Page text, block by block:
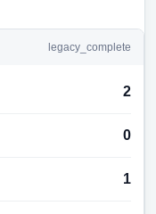
legacy_complete
2
0
1